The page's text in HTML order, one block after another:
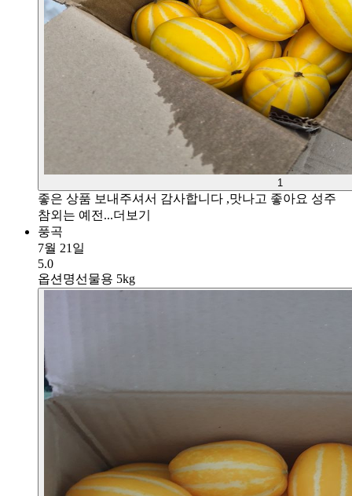
1
좋은 상품 보내주셔서 감사합니다 ,맛나고 좋아요 성주
참외는 예전...더보기
풍곡
7월 21일
5.0
옵션명선물용 5kg